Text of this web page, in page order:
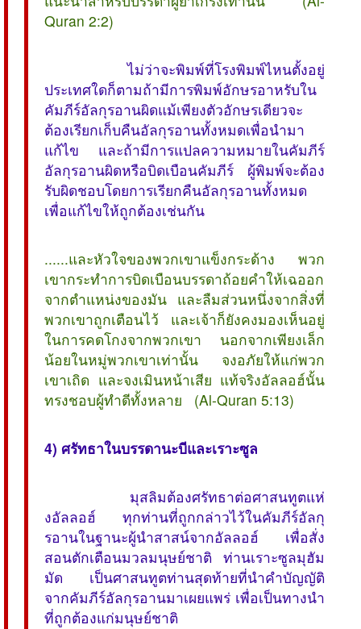
Quran 2:2)
ไม่ว่าจะพิมพ์ที่โรงพิมพ์ไหนตั้งอยู่
ประเทศใดก็ตามถ้ามีการพิมพ์อักษรอาหรับใน
คัมภีร์อัลกุรอานผิดแม้เพียงตัวอักษรเดียวจะ
ต้องเรียกเก็บคืนอัลกุรอานทั้งหมดเพื่อนำมา
แก้ไข และถ้ามีการแปลความหมายในคัมภีร์
อัลกุรอานผิดหรือบิดเบือนคัมภีร์ ผู้พิมพ์จะต้อง
รับผิดชอบโดยการเรียกคืนอัลกุรอานทั้งหมด
เพื่อแก้ไขให้ถูกต้องเช่นกัน
......และหัวใจของพวกเขาแข็งกระด้าง พวก
เขากระทำการบิดเบือนบรรดาถ้อยคำให้เฉออก
จากตำแหน่งของมัน และลืมส่วนหนึ่งจากสิ่งที่
พวกเขาถูกเตือนไว้ และเจ้าก็ยังคงมองเห็นอยู่
ในการคดโกงจากพวกเขา นอกจากเพียงเล็ก
น้อยในหมู่พวกเขาเท่านั้น จงอภัยให้แก่พวก
เขาเถิด และจงเมินหน้าเสีย แท้จริงอัลลอฮ์นั้น
ทรงชอบผู้ทำดีทั้งหลาย (Al-Quran 5:13)
4) ศรัทธาในบรรดานะบีและเราะซูล
มุสลิมต้องศรัทธาต่อศาสนทูตแห่
งอัลลอฮ์ ทุกท่านที่ถูกกล่าวไว้ในคัมภีร์อัลกุ
รอานในฐานะผู้นำสาสน์จากอัลลอฮ์ เพื่อสั่ง
สอนตักเตือนมวลมนุษย์ชาติ ท่านเราะซูลมุฮัม
มัด เป็นศาสนทูตท่านสุดท้ายที่นำคำบัญญัติ
จากคัมภีร์อัลกุรอานมาเผยแพร่ เพื่อเป็นทางนำ
ที่ถูกต้องแก่มนุษย์ชาติ